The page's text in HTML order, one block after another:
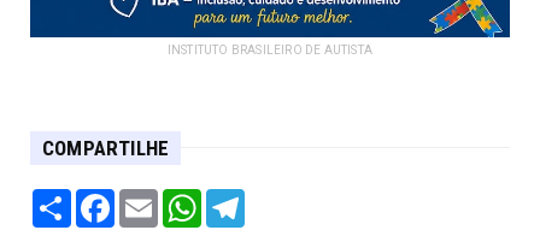
INSTITUTO BRASILEIRO DE AUTISTA
COMPARTILHE
Share Facebook
Email WhatsApp